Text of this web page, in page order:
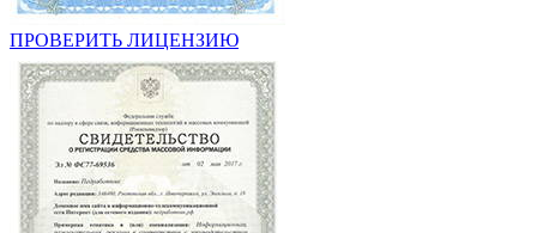
ПРОВЕРИТЬ ЛИЦЕНЗИЮ